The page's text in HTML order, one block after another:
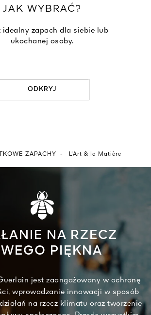
JAK WYBRAĆ?
idealny zapach dla siebie lub
ukochanej osoby.
ODKRYJ
ZAPACHY - L'Art & la Matière
NA RZECZ
PIĘKNA
jest zaangażowany w ochronę
wprowadzanie innowacji w sposób
na rzecz klimatu oraz tworzenie